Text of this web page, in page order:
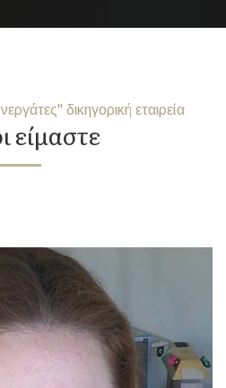
δικηγορική εταιρεία
είμαστε